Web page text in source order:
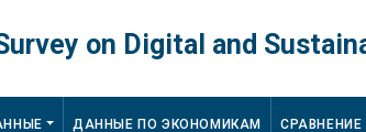
on Digital and
ДАННЫЕ ПО ЭКОНОМИКАМ СРАВНЕНИЕ